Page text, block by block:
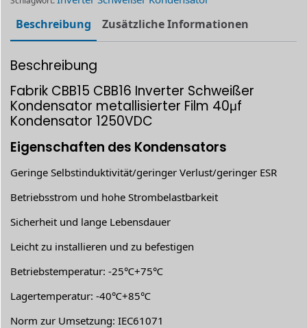
Beschreibung Zusätzliche Informationen
Beschreibung
Fabrik CBB15 CBB16 Inverter Schweißer
Kondensator metallisierter Film 40μf
Kondensator 1250VDC
Eigenschaften des Kondensators
Geringe Selbstinduktivität/geringer Verlust/geringer ESR
Betriebsstrom und hohe Strombelastbarkeit
Sicherheit und lange Lebensdauer
Leicht zu installieren und zu befestigen
Betriebstemperatur: -25℃+75℃
Lagertemperatur: -40℃+85℃
Norm zur Umsetzung: IEC61071